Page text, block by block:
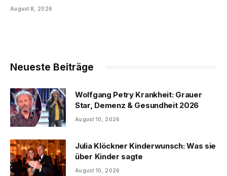
August 8, 2026
Neueste Beiträge
Wolfgang Petry Krankheit: Grauer
Star, Demenz & Gesundheit 2026
August 10, 2026
Julia Klöckner Kinderwunsch: Was sie
über Kinder sagte
August 10, 2026